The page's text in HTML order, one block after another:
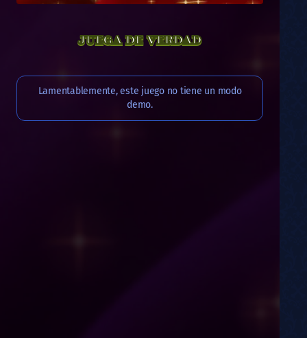
JUEGA DE VERDAD
Lamentablemente, este juego no tiene un modo
demo.